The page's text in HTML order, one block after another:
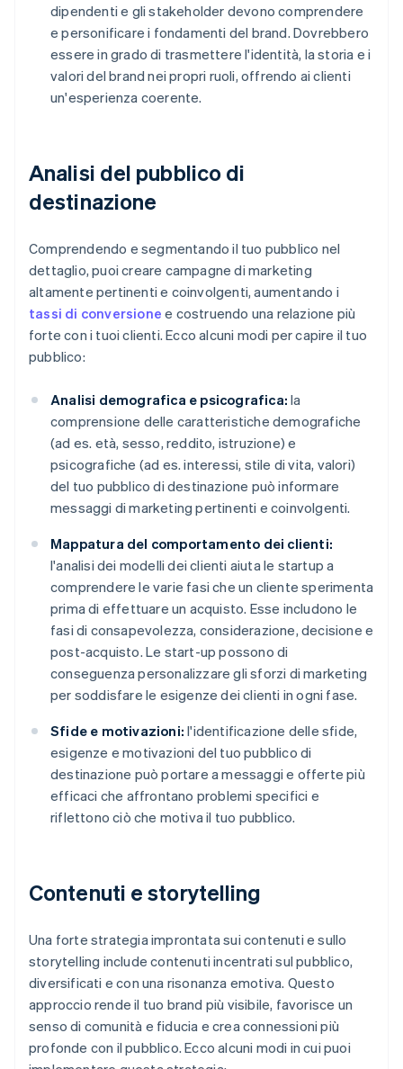
dipendenti e gli stakeholder devono comprendere
e personificare i fondamenti del brand. Dovrebbero
essere in grado di trasmettere l'identità, la storia e i
valori del brand nei propri ruoli, offrendo ai clienti
un'esperienza coerente.
Analisi del pubblico di
destinazione
Comprendendo e segmentando il tuo pubblico nel
dettaglio, puoi creare campagne di marketing
altamente pertinenti e coinvolgenti, aumentando i
tassi di conversione e costruendo una relazione più
forte con i tuoi clienti. Ecco alcuni modi per capire il tuo
pubblico:
Analisi demografica e psicografica: la
comprensione delle caratteristiche demografiche
(ad es. età, sesso, reddito, istruzione) e
psicografiche (ad es. interessi, stile di vita, valori)
del tuo pubblico di destinazione può informare
messaggi di marketing pertinenti e coinvolgenti.
Mappatura del comportamento dei clienti:
l'analisi dei modelli dei clienti aiuta le startup a
comprendere le varie fasi che un cliente sperimenta
prima di effettuare un acquisto. Esse includono le
fasi di consapevolezza, considerazione, decisione e
post-acquisto. Le start-up possono di
conseguenza personalizzare gli sforzi di marketing
per soddisfare le esigenze dei clienti in ogni fase.
Sfide e motivazioni: l'identificazione delle sfide,
esigenze e motivazioni del tuo pubblico di
destinazione può portare a messaggi e offerte più
efficaci che affrontano problemi specifici e
riflettono ciò che motiva il tuo pubblico.
Contenuti e storytelling
Una forte strategia improntata sui contenuti e sullo
storytelling include contenuti incentrati sul pubblico,
diversificati e con una risonanza emotiva. Questo
approccio rende il tuo brand più visibile, favorisce un
senso di comunità e fiducia e crea connessioni più
profonde con il pubblico. Ecco alcuni modi in cui puoi